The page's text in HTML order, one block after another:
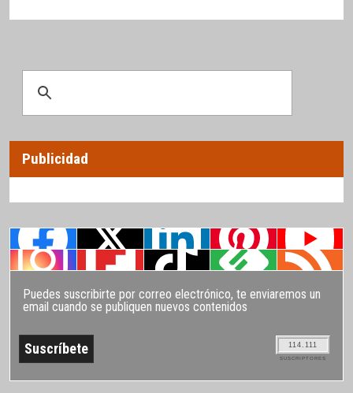
Publicidad
Puedes suscribirte por correo electrónico, te enviaremos un
email cuando se publiquen nuevos contenidos
114.111
SUSCRIPTORES